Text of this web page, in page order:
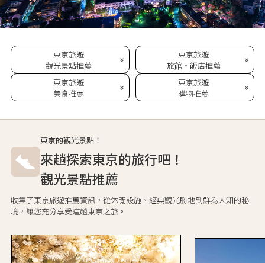
東京旅遊
觀光景點推薦
東京旅遊
旅館・飯店推薦
東京旅遊
美食推薦
東京旅遊
購物推薦
東京的觀光景點！
來趟探索東京的旅行吧！
觀光景點推薦
收集了東京旅遊推薦資訊，從休閒設施、經典觀光勝地到鮮為人知的秘
境，讓您充分享受這趟東京之旅。